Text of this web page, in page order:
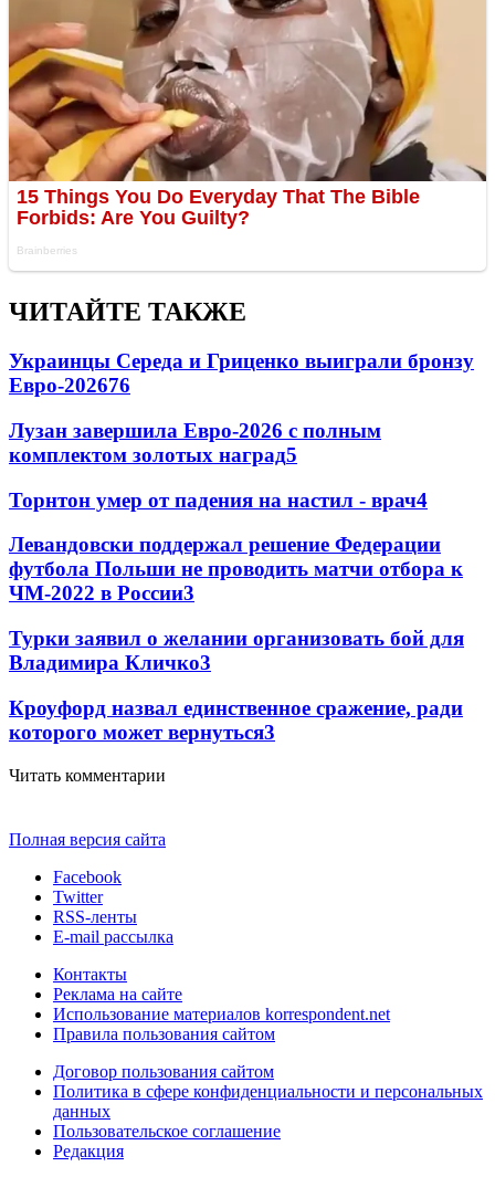
ЧИТАЙТЕ ТАКЖЕ
Украинцы Середа и Гриценко выиграли бронзу
Евро-202676
Лузан завершила Евро-2026 с полным
комплектом золотых наград5
Торнтон умер от падения на настил - врач4
Левандовски поддержал решение Федерации
футбола Польши не проводить матчи отбора к
ЧМ-2022 в России3
Турки заявил о желании организовать бой для
Владимира Кличко3
Кроуфорд назвал единственное сражение, ради
которого может вернуться3
Читать комментарии
Полная версия сайта
Facebook
Twitter
RSS-ленты
E-mail рассылка
Контакты
Реклама на сайте
Использование материалов korrespondent.net
Правила пользования сайтом
Договор пользования сайтом
Политика в сфере конфиденциальности и персональных
данных
Пользовательское соглашение
Редакция